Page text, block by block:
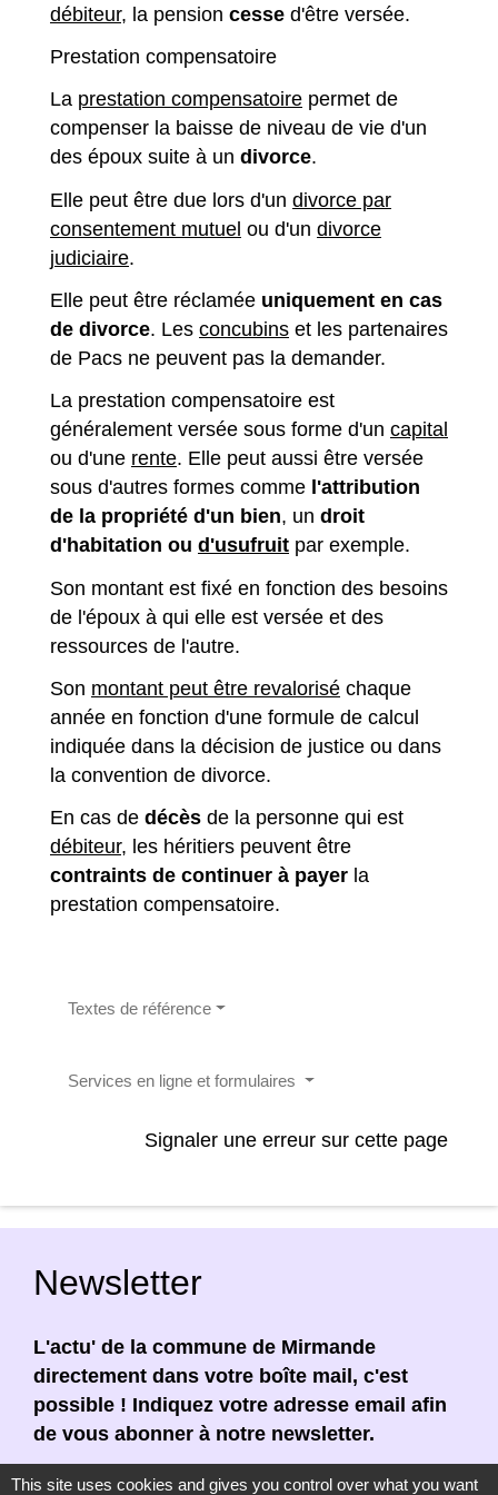
débiteur, la pension cesse d'être versée.
Prestation compensatoire
La prestation compensatoire permet de
compenser la baisse de niveau de vie d'un
des époux suite à un divorce.
Elle peut être due lors d'un divorce par
consentement mutuel ou d'un divorce
judiciaire.
Elle peut être réclamée uniquement en cas
de divorce. Les concubins et les partenaires
de Pacs ne peuvent pas la demander.
La prestation compensatoire est
généralement versée sous forme d'un capital
ou d'une rente. Elle peut aussi être versée
sous d'autres formes comme l'attribution
de la propriété d'un bien, un droit
d'habitation ou d'usufruit par exemple.
Son montant est fixé en fonction des besoins
de l'époux à qui elle est versée et des
ressources de l'autre.
Son montant peut être revalorisé chaque
année en fonction d'une formule de calcul
indiquée dans la décision de justice ou dans
la convention de divorce.
En cas de décès de la personne qui est
débiteur, les héritiers peuvent être
contraints de continuer à payer la
prestation compensatoire.
Textes de référence
Services en ligne et formulaires
Signaler une erreur sur cette page
Newsletter
L'actu' de la commune de Mirmande
directement dans votre boîte mail, c'est
possible ! Indiquez votre adresse email afin
de vous abonner à notre newsletter.
En renseignant votre adresse email, vous
This site uses cookies and gives you control over what you want